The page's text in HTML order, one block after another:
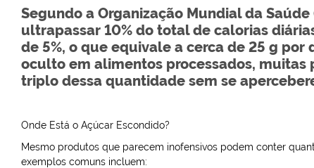
Segundo a Organização Mundial da
ultrapassar 10% do total de calorias
de 5%, o que equivale a cerca de 25 g
oculto em alimentos processados, muitas
triplo dessa quantidade sem se
Onde Está o Açúcar Escondido?
Mesmo produtos que parecem inofensivos podem conter
exemplos comuns incluem: